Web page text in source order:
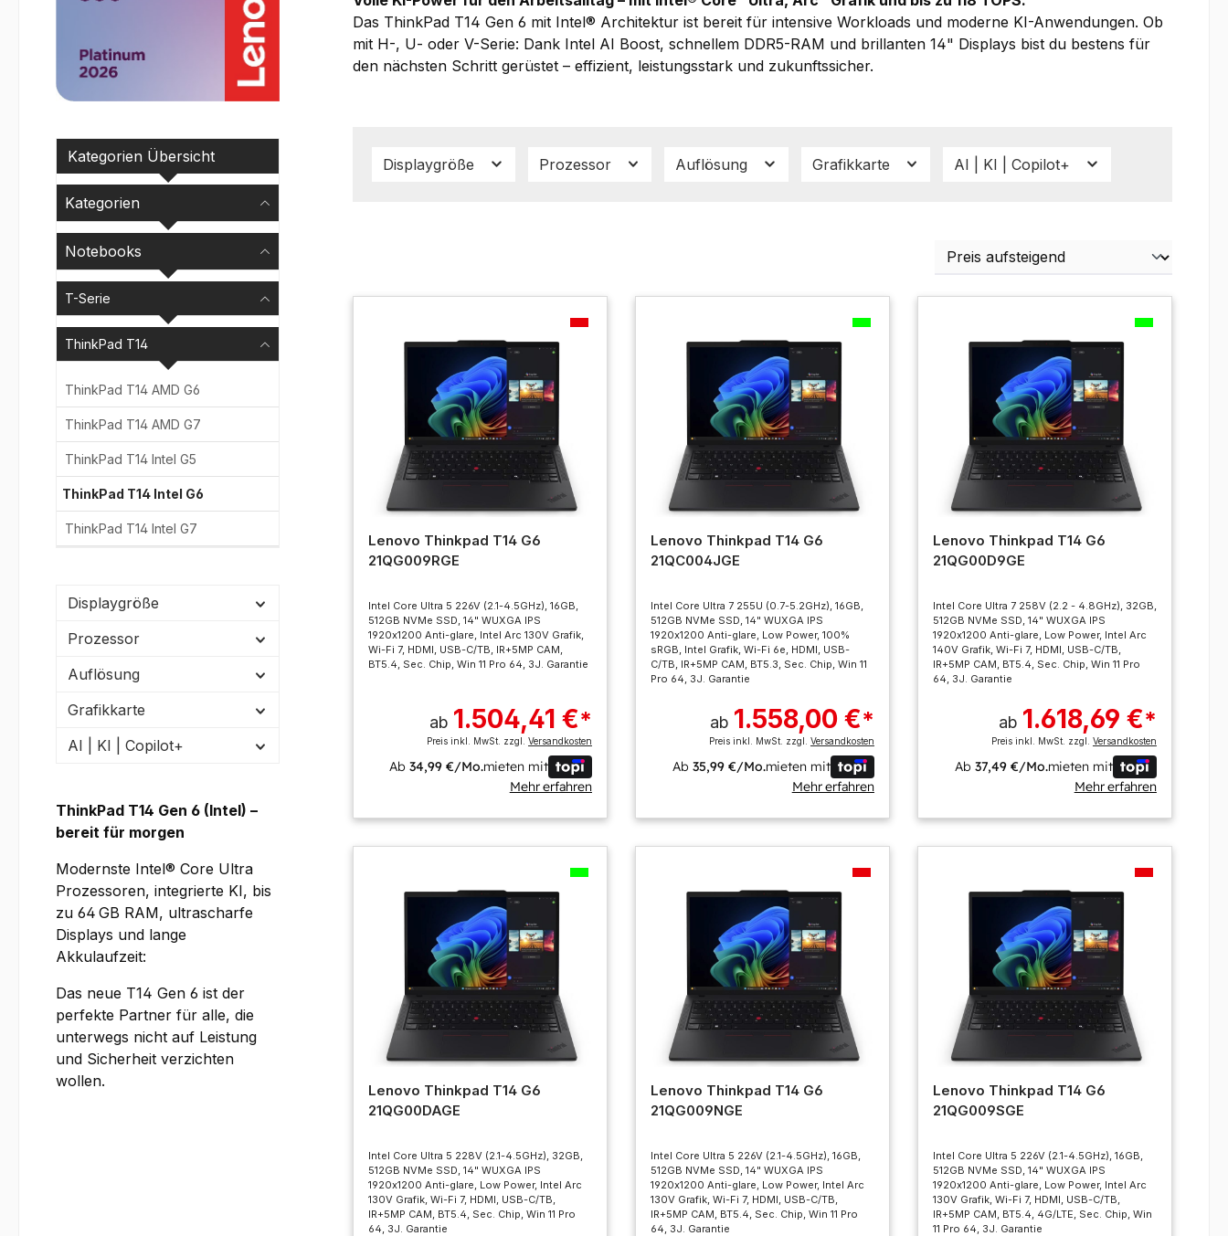
Kategorien Übersicht
Kategorien
Notebooks
T-Serie
ThinkPad T14
ThinkPad T14 AMD G6
ThinkPad T14 AMD G7
ThinkPad T14 Intel G5
ThinkPad T14 Intel G6
ThinkPad T14 Intel G7
Displaygröße
Prozessor
Auflösung
Grafikkarte
AI | KI | Copilot+
ThinkPad T14 Gen 6 (Intel) –
bereit für morgen
Modernste Intel® Core Ultra
Prozessoren, integrierte KI, bis
zu 64 GB RAM, ultrascharfe
Displays und lange
Akkulaufzeit:
Das neue T14 Gen 6 ist der
perfekte Partner für alle, die
unterwegs nicht auf Leistung
und Sicherheit verzichten
wollen.
Das ThinkPad T14 Gen 6 mit Intel® Architektur ist bereit für intensive Workloads und moderne KI-Anwendungen. Ob
mit H-, U- oder V-Serie: Dank Intel AI Boost, schnellem DDR5-RAM und brillanten 14" Displays bist du bestens für
den nächsten Schritt gerüstet – effizient, leistungsstark und zukunftssicher.
Displaygröße Prozessor Auflösung Grafikkarte AI | KI | Copilot+
Lenovo Thinkpad T14 G6
21QG009RGE
Intel Core Ultra 5 226V (2.1-4.5GHz), 16GB,
512GB NVMe SSD, 14" WUXGA IPS
1920x1200 Anti-glare, Intel Arc 130V Grafik,
Wi-Fi 7, HDMI, USB-C/TB, IR+5MP CAM,
BT5.4, Sec. Chip, Win 11 Pro 64, 3J. Garantie
ab 1.504,41 €*
Preis inkl. MwSt. zzgl. Versandkosten
Ab34,99 €/Mo.mieten mit
Mehr erfahren
Lenovo Thinkpad T14 G6
21QC004JGE
Intel Core Ultra 7 255U (0.7-5.2GHz), 16GB,
512GB NVMe SSD, 14" WUXGA IPS
1920x1200 Anti-glare, Low Power, 100%
sRGB, Intel Grafik, Wi-Fi 6e, HDMI, USB-
C/TB, IR+5MP CAM, BT5.3, Sec. Chip, Win 11
Pro 64, 3J. Garantie
ab 1.558,00 €*
Preis inkl. MwSt. zzgl. Versandkosten
Ab35,99 €/Mo.mieten mit
Mehr erfahren
Lenovo Thinkpad T14 G6
21QG00D9GE
Intel Core Ultra 7 258V (2.2 - 4.8GHz), 32GB,
512GB NVMe SSD, 14" WUXGA IPS
1920x1200 Anti-glare, Low Power, Intel Arc
140V Grafik, Wi-Fi 7, HDMI, USB-C/TB,
IR+5MP CAM, BT5.4, Sec. Chip, Win 11 Pro
64, 3J. Garantie
ab 1.618,69 €*
Preis inkl. MwSt. zzgl. Versandkosten
Ab37,49 €/Mo.mieten mit
Mehr erfahren
Lenovo Thinkpad T14 G6
21QG00DAGE
Intel Core Ultra 5 228V (2.1-4.5GHz), 32GB,
512GB NVMe SSD, 14" WUXGA IPS
1920x1200 Anti-glare, Low Power, Intel Arc
130V Grafik, Wi-Fi 7, HDMI, USB-C/TB,
IR+5MP CAM, BT5.4, Sec. Chip, Win 11 Pro
64, 3J. Garantie
Lenovo Thinkpad T14 G6
21QG009NGE
Intel Core Ultra 5 226V (2.1-4.5GHz), 16GB,
512GB NVMe SSD, 14" WUXGA IPS
1920x1200 Anti-glare, Low Power, Intel Arc
130V Grafik, Wi-Fi 7, HDMI, USB-C/TB,
IR+5MP CAM, BT5.4, Sec. Chip, Win 11 Pro
64, 3J. Garantie
Lenovo Thinkpad T14 G6
21QG009SGE
Intel Core Ultra 5 226V (2.1-4.5GHz), 16GB,
512GB NVMe SSD, 14" WUXGA IPS
1920x1200 Anti-glare, Low Power, Intel Arc
130V Grafik, Wi-Fi 7, HDMI, USB-C/TB,
IR+5MP CAM, BT5.4, 4G/LTE, Sec. Chip, Win
11 Pro 64, 3J. Garantie